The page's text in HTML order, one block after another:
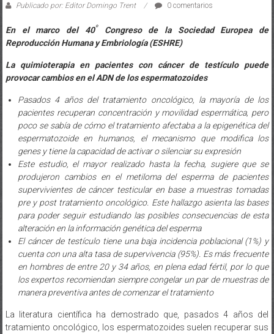
Publicado por: Editor Domingo Trent 0 comentarios
En el marco del 40ºCongreso de la Sociedad Europea de
Reproducción Humana y Embriología (ESHRE)
La quimioterapia en pacientes con cáncer de testículo puede
provocar cambios en el ADN de los espermatozoides
Pasados 4 años del tratamiento oncológico, la mayoría de los
pacientes recuperan concentración y movilidad espermática, pero
poco se sabía de cómo el tratamiento afectaba a la epigenética del
espermatozoide en humanos, el mecanismo que modifica los
genes y tiene la capacidad de activar o silenciar su expresión
Este estudio, el mayor realizado hasta la fecha, sugiere que se
produjeron cambios en el metiloma del esperma de pacientes
supervivientes de cáncer testicular en base a muestras tomadas
pre y post tratamiento oncológico. Este hallazgo asienta las bases
para poder seguir estudiando las posibles consecuencias de esta
alteración en la información genética del esperma
El cáncer de testículo tiene una baja incidencia poblacional (1%) y
cuenta con una alta tasa de supervivencia (95%). Es más frecuente
en hombres de entre 20 y 34 años, en plena edad fértil, por lo que
los expertos recomiendan siempre congelar un par de muestras de
manera preventiva antes de comenzar el tratamiento
La literatura científica ha demostrado que, pasados 4 años del
tratamiento oncológico, los espermatozoides suelen recuperar sus